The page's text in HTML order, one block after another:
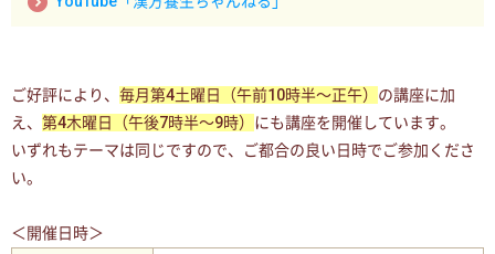
ご好評により、 毎月第4土曜日（午前10時半〜正午） の講座に加
え、 第4木曜日（午後7時半〜9時） にも講座を開催しています。
いずれもテーマは同じですので、ご都合の良い日時でご参加くださ
い。
＜開催日時＞